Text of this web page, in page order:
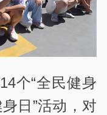
个“全民健身
日”活动，对